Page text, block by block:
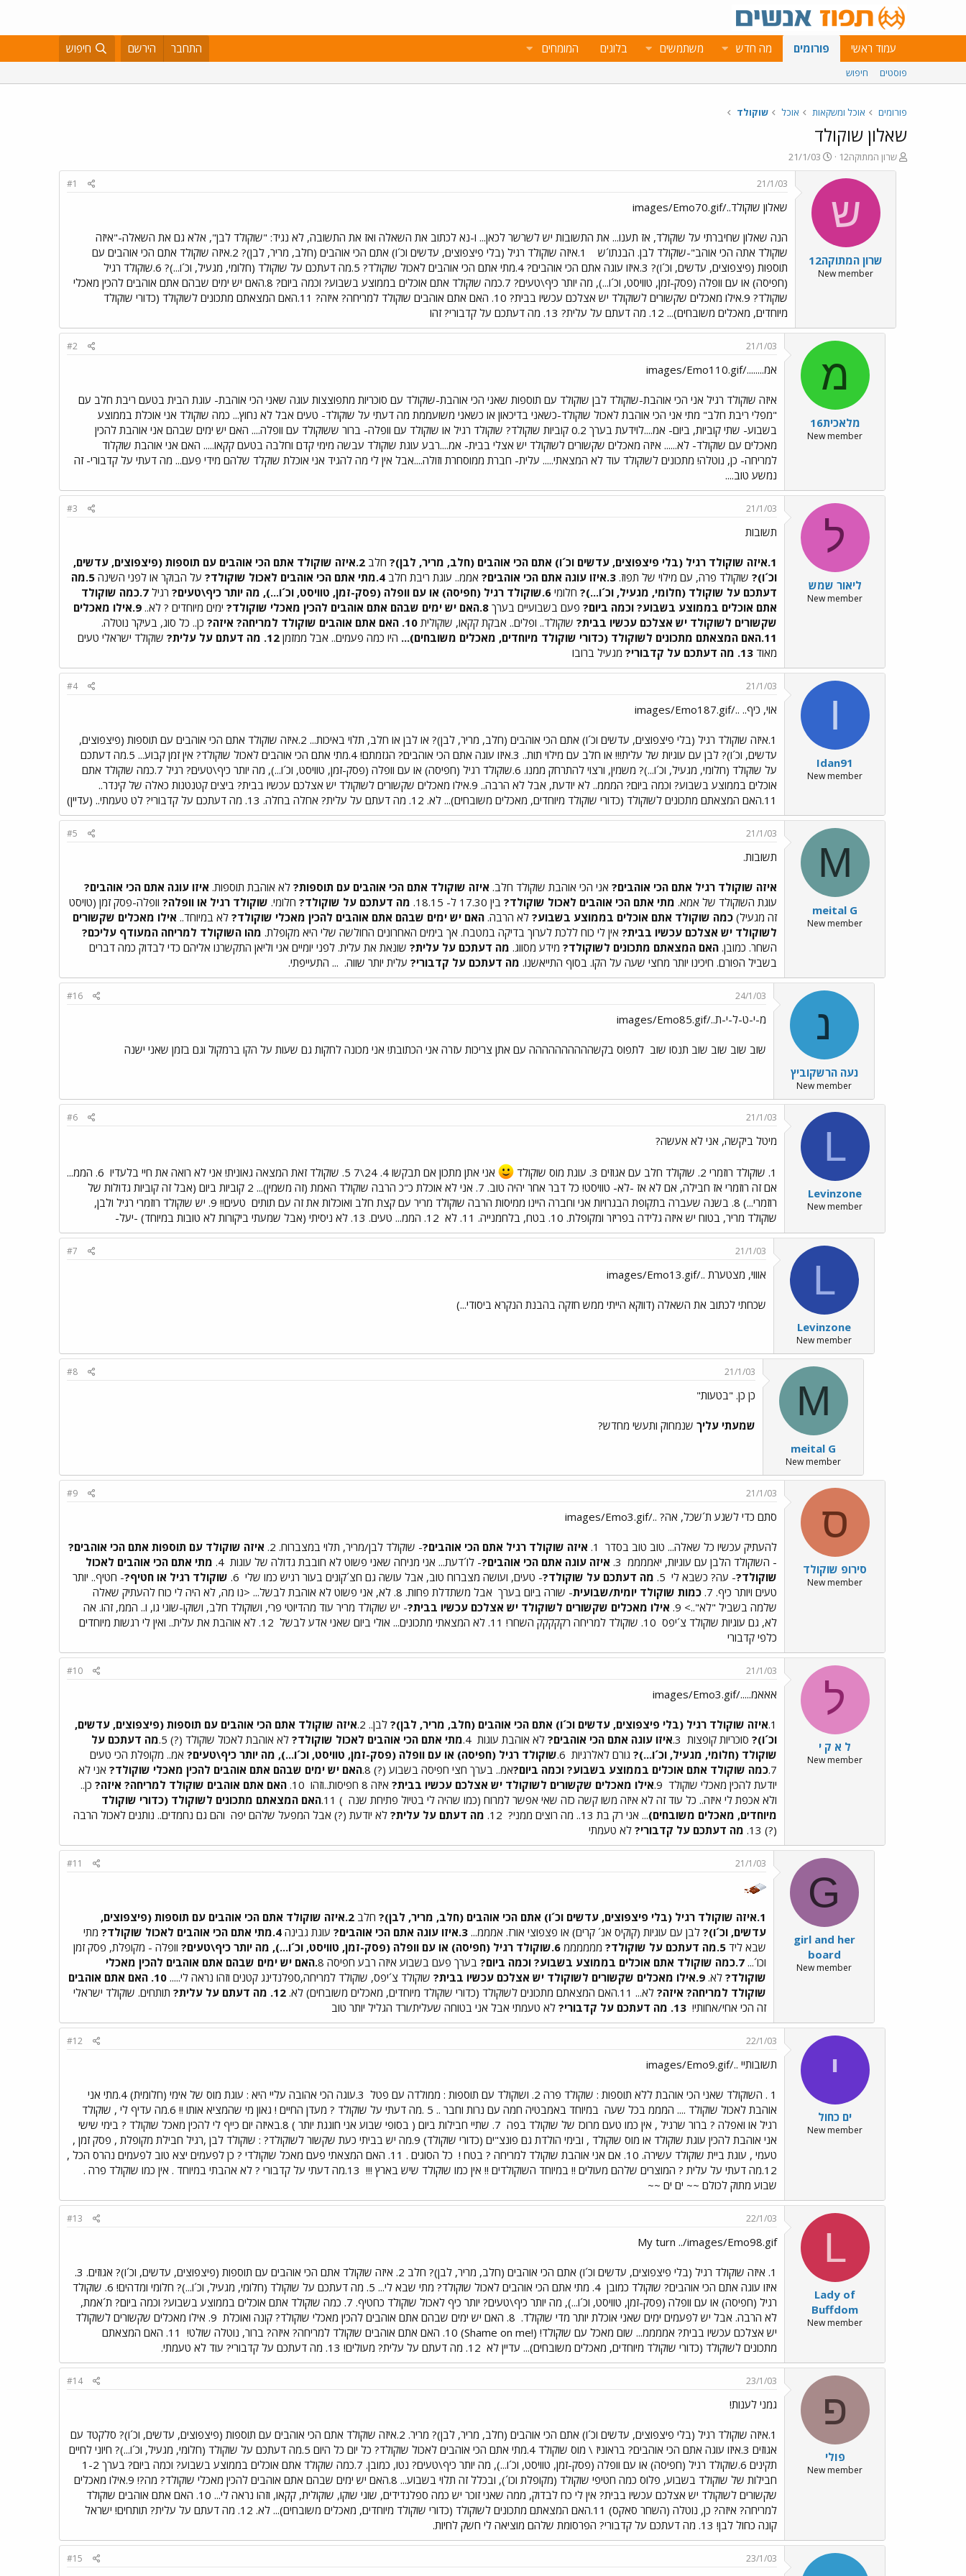
עמוד ראשי פורומים מה חדש משתמשים בלוגים המומחים התחבר הירשם חיפוש
פוסטים חיפוש
פורומים אוכל ומשקאות אוכל שוקולד
שאלון שוקולד
פ
ו
שרון המתוקה12
פ
ו
ס
ת
ר
י
21/1/03
ש
שרון המתוקה12
New member
21/1/03
#1
שאלון שוקולד../images/Emo70.gif
הנה שאלון שחיברתי על שוקולד, אז תענו... את התשובות יש לשרשר לכאן... ו-נא לכתוב את השאלה ואז את התשובה, לא נגיד: "שוקולד לבן", אלא גם את השאלה-"איזה
שוקולד אתה הכי אוהב"-שוקולד לבן. הבנתו´ש
1.איזה שוקולד רגיל (בלי פיצפוצים, עדשים וכ´ו) אתם הכי אוהבים (חלב, מריר, לבן)? 2.איזה שוקולד אתם הכי אוהבים עם
תוספות (פיצפוצים, עדשים, וכ´ו)? 3.איזו עוגה אתם הכי אוהבים? 4.מתי אתם הכי אוהבים לאכול שוקולד? 5.מה דעתכם על שוקולד (חלומי, מגעיל, וכ´ו...)? 6.שוקולד רגיל
(חפיסה) או עם וופלה (פסק-זמן, טוויסט, וכ´ו...), מה יותר כיף\טעים? 7.כמה שוקולד אתם אוכלים בממוצע בשבוע? וכמה ביום? 8.האם יש ימים שבהם אתם אוהבים להכין מאכלי
שוקולד? 9.אילו מאכלים שקשורים לשוקולד יש אצלכם עכשיו בבית? 10. האם אתם אוהבים שוקולד למריחה? איזה? 11.האם המצאתם מתכונים לשוקולד (כדורי שוקולד
מיוחדים, מאכלים משובחים)... 12. מה דעתם על עלית? 13. מה דעתכם על קדבורי? זהו
מ
מלאכית16
New member
21/1/03
#2
אמ......../images/Emo110.gif
איזה שוקולד רגיל אני הכי אוהבת-שוקולד לבן שוקולד עם תוספות שאני הכי אוהבת-שוקולד עם סוכריות מתפוצצות עוגה שאני הכי אוהבת- עוגת הבית בטעם ריבת חלב עם
"מפלי ריבת חלב" מתי אני הכי אוהבת לאכול שוקולד-כשאני בדיכאון או כשאני משועממת מה דעתי על שוקולד- טעים אבל לא נחוץ... כמה שוקולד אני אוכלת בממוצע
בשבוע- שתי קוביות, ביום- אמ....לוידעת בערך 0.2 קוביות שוקולד? שוקולד רגיל או שוקולד עם וופלה- ברור ששוקולד עם וופלה.... האם יש ימים שבהם אני אוהבת להכין
מאכלים עם שוקולד- לא...... איזה מאכלים שקשורים לשוקולד יש אצלי בבית- אמ....רבע עוגת שוקולד עבשה מימי קדם וחלבה בטעם קקאו..... האם אני אוהבת שוקלוד
למריחה- כן, נוטלה! מתכונים לשוקולד עוד לא המצאתי..... עלית- חברת ממוסחרת וזולה....אבל אין לי מה להגיד אני אוכלת שוקלד שלהם מידי פעם... מה דעתי על קדבורי- זה
נמשע טוב....
ל
ליאור שמש
New member
21/1/03
#3
תשובות
1.איזה שוקולד רגיל (בלי פיצפוצים, עדשים וכ´ו) אתם הכי אוהבים (חלב, מריר, לבן)? חלב
2.איזה שוקולד אתם הכי אוהבים עם תוספות (פיצפוצים, עדשים,
וכ´ו)? שוקולד פרה, עם מילוי של תפוז. 3.איזו עוגה אתם הכי אוהבים? אממ.. עוגת ריבת חלב 4.מתי אתם הכי אוהבים לאכול שוקולד? על הבוקר או לפני השינה
5.מה
דעתכם על שוקולד (חלומי, מגעיל, וכ´ו...)? חלומי 6.שוקולד רגיל (חפיסה) או עם וופלה (פסק-זמן, טוויסט, וכ´ו...), מה יותר כיף\טעים? רגיל
7.כמה שוקולד
אתם אוכלים בממוצע בשבוע? וכמה ביום? פעם בשבועיים בערך 8.האם יש ימים שבהם אתם אוהבים להכין מאכלי שוקולד? ימים מיוחדים ? לא..
9.אילו מאכלים
שקשורים לשוקולד יש אצלכם עכשיו בבית? שוקולד.. ופלים.. אבקת קקאו, שוקולית 10. האם אתם אוהבים שוקולד למריחה? איזה?
כן.. כל סוג, בעיקר נוטלה.
11.האם המצאתם מתכונים לשוקולד (כדורי שוקולד מיוחדים, מאכלים משובחים)...
היו כמה פעמים.. אבל ממזמן 12. מה דעתם על עלית?
שוקולד ישראלי טעים
מאוד 13. מה דעתכם על קדבורי? מגעיל ברובו
I
Idan91
New member
21/1/03
#4
אוי, כיף.. ../images/Emo187.gif
1.איזה שוקולד רגיל (בלי פיצפוצים, עדשים וכ´ו) אתם הכי אוהבים (חלב, מריר, לבן)? או לבן או חלב, תלוי באיכות... 2.איזה שוקולד אתם הכי אוהבים עם תוספות (פיצפוצים,
עדשים, וכ´ו)? לבן עם עוגיות של עלית!!! או חלב עם מילוי תות.. 3.איזו עוגה אתם הכי אוהבים? הגזמתם! 4.מתי אתם הכי אוהבים לאכול שוקולד? אין זמן קבוע... 5.מה דעתכם
על שוקולד (חלומי, מגעיל, וכ´ו...)? משמין, ורצוי להתרחק ממנו. 6.שוקולד רגיל (חפיסה) או עם וופלה (פסק-זמן, טוויסט, וכ´ו...), מה יותר כיף\טעים? רגיל 7.כמה שוקולד אתם
אוכלים בממוצע בשבוע? וכמה ביום? המממ.. לא יודעת, אבל לא הרבה.. 9.אילו מאכלים שקשורים לשוקולד יש אצלכם עכשיו בבית? ביצים קטנטנות כאלה של קינדר..
11.האם המצאתם מתכונים לשוקולד (כדורי שוקולד מיוחדים, מאכלים משובחים)... לא. 12. מה דעתם על עלית? אחלה בחלה. 13. מה דעתכם על קדבורי? לט טעמתי.. (עדיין)
M
meital G
New member
21/1/03
#5
תשובות.
איזה שוקולד רגיל אתם הכי אוהבים? אני הכי אוהבת שוקולד חלב. איזה שוקולד אתם הכי אוהבים עם תוספות? לא אוהבת תוספות. איזו עוגה אתם הכי אוהבים?
עוגת השוקולד של אמא. מתי אתם הכי אוהבים לאכול שוקולד? בין 17.30 ל- 18.15. מה דעתכם על שוקולד? חלומי. שוקולד רגיל או וופלה? וופלה-פסק זמן (טויסט
זה מגעיל) כמה שוקולד אתם אוכלים בממוצע בשבוע? לא הרבה. האם יש ימים שבהם אתם אוהבים להכין מאכלי שוקולד? לא במיוחד.. אילו מאכלים שקשורים
לשוקולד יש אצלכם עכשיו בבית? אין לי כוח ללכת לערוך בדיקה במטבח. אך בימים האחרונים החולשה שלי היא מקופלת. מהו השוקולד למריחה המעודף עליכם?
השחר. כמובן. האם המצאתם מתכונים לשוקולד? מידע מסווג. מה דעתכם על עלית? שונאת את עלית. לפני יומיים אני וליאן התקשרנו אליהם כדי לבדוק כמה דברים
בשביל הפורם. חיכינו יותר מחצי שעה על הקו. בסוף התייאשנו. מה דעתכם על קדבורי? עלית יותר שווה. ... התעייפתי.
נ
נעה הרשקוביץ
New member
24/1/03
#16
מ-י-ט-ל-י-ת../images/Emo85.gif
שוב שוב שוב שוב תנסו שוב לתפוס בקשהההההההההה עם אתן צריכות עזרה אני הכתובת! אני מכונה לחקות גם שעות על הקו ברמקול וגם בזמן שאני ישנה
L
Levinzone
New member
21/1/03
#6
מיטל ביקשה, אני לא אעשה?
1. שוקולד רוזמרי 2. שוקולד חלב עם אגוזים 3. עוגת מוס שוקולד אני אתן מתכון אם תבקשו 4. 24\7 5. שוקולד זאת המצאה גאונית! אני לא רואה את חיי בלעדיו
6. הממ...
אם זה רוזמרי אז חבילה, אם לא אז -לא- טוויסט! כל דבר אחר יהיה טוב. 7. אני לא אוכלת כ"כ הרבה שוקולד האמת (זה משמין)... 2 קוביות ביום (אבל זה קוביות גדולות של
רוזמרי...) 8. בשנה שעברה בתקופת הבגרויות אני וחברה היינו ממיסות הרבה שוקולד מריר עם קצת חלב ואוכלות את זה עם תותים
טעים!! 9. יש שוקולד רוזמרי רגיל ולבן,
שוקולד מריר, בטוח יש איזה גלידה בפריזר ומקופלת. 10. בטח, בלחמנייה. 11. לא
L
Levinzone
New member
21/1/03
#7
אוווי, מצטערת ../images/Emo13.gif
שכחתי לכתוב את השאלה (דווקא הייתי ממש חזקה בהבנת הנקרא ביסודי...)
M
meital G
New member
21/1/03
#8
כן כן. "בטעות"
שמעתי עליך שנמחוק ותעשי מחדש?
ס
סירופ שוקולד
New member
21/1/03
#9
סתם כדי לשגע ת´שכל, אה? ../images/Emo3.gif
להעתיק עכשיו כל שאלה... טוב טוב בסדר איזה שוקולד רגיל אתם הכי אוהבים?- שוקולד לבן/מריר, תלוי במצברוח. 2.
איזה שוקולד עם תוספות אתם הכי אוהבים?
- השוקולד הלבן עם עוגיות, יאממממ
איזה עוגה אתם הכי אוהבים?- לו´דעת... אני מניחה שאני פשוט לא חובבת גדולה של עוגות
מתי אתם הכי אוהבים לאכול
שוקולד?- עה? כשבא לי מה דעתכם על שוקולד?- טעים, ועושה מצברוח טוב, אבל עושה גם חצ´קונים בעור רגיש כמו שלי שוקולד רגיל או חטיף?- חטיף.. יותר
טעים ויותר כיף. 7.
כמות שוקולד יומית/שבועית- שורה ביום בערך
אבל משתדלת פחות. 8. לא, אני פשוט לא אוהבת לבשל... <נו מה, לא היה לי כוח להעתיק שאלה
שלמה בשביל "לא"..> 9.
אילו מאכלים שקשורים לשוקולד יש אצלכם עכשיו בבית?- יש שוקולד מריר עוד מהדיוטי פרי, ושוקולד חלב, ושוקו-שוגי גו, ו.. הממ, זהו. אה
לא, גם עוגיות שוקולד צ´יפס
12. לא אוהבת את עלית.. ואין לי רגשות מיוחדים
כלפי קדבורי
ל
ל א ק י
New member
21/1/03
#10
אאאמ...../images/Emo3.gif
1. איזה שוקולד רגיל (בלי פיצפוצים, עדשים וכ´ו) אתם הכי אוהבים (חלב, מריר, לבן)? לבן.. 2.
איזה שוקולד אתם הכי אוהבים עם תוספות (פיצפוצים, עדשים,
וכ´ו)? סוכריות קופצות איזו עוגה אתם הכי אוהבים? לא אוהבת עוגות מתי אתם הכי אוהבים לאכול שוקולד? לא אוהבת לאכול שוקולד (?) 5.
מה דעתכם על
שוקולד (חלומי, מגעיל, וכ´ו...)? גורם לאלרגיות שוקולד רגיל (חפיסה) או עם וופלה (פסק-זמן, טוויסט, וכ´ו...), מה יותר כיף\טעים? אמ.. מקופלת הכי טעים
7. כמה שוקולד אתם אוכלים בממוצע בשבוע? וכמה ביום?אמ.. בערך חצי חפיסה בשבוע (?) 8. האם יש ימים שבהם אתם אוהבים להכין מאכלי שוקולד? אני לא
יודעת להכין מאכלי שוקולד
אילו מאכלים שקשורים לשוקולד יש אצלכם עכשיו בבית? איזה 8 חפיסות..וזהו האם אתם אוהבים שוקולד למריחה? איזה? כן..
ולא אכפת לי איזה.. כל עוד זה לא איזה משו קשה כזה שאי אפשר למרוח (כמו שהיה לי בטיול פתיחת שנה ) 11.
האם המצאתם מתכונים לשוקולד (כדורי שוקולד
מיוחדים, מאכלים משובחים)... אני רק בת 13.. מה רוצים ממני? מה דעתם על עלית? לא יודעת (?) אבל המפעל שלהם יפה והם גם נחמדים.. נותנים לאכול הרבה
(?) 13.
מה דעתכם על קדבורי? לא טעמתי
G
girl and her
board
New member
21/1/03
#11
1.איזה שוקולד רגיל (בלי פיצפוצים, עדשים וכ´ו) אתם הכי אוהבים (חלב, מריר, לבן)? חלב
2.איזה שוקולד אתם הכי אוהבים עם תוספות (פיצפוצים,
עדשים, וכ´ו)? לבן עם עוגיות (קוקיס אנ´ קרים) או פצפוצי אורז. אמממ... 3.איזו עוגה אתם הכי אוהבים? עוגת גבינה 4.מתי אתם הכי אוהבים לאכול שוקולד?
מתי
שבא ליד 5.מה דעתכם על שוקולד? ממממממ 6.שוקולד רגיל (חפיסה) או עם וופלה (פסק-זמן, טוויסט, וכ´ו...), מה יותר כיף\טעים?
וופלה - מקופלת, פסק זמן
וכו´... 7.כמה שוקולד אתם אוכלים בממוצע בשבוע? וכמה ביום? בערך פעם בשבוע איזה רבע חפיסה 8
.האם יש ימים שבהם אתם אוהבים להכין מאכלי
שוקולד? לא. 9.אילו מאכלים שקשורים לשוקולד יש אצלכם עכשיו בבית? שוקולד צ´יפס, שוקולד למריחה,ספלנדינג קטנים וזהו נראה לי.....
10. האם אתם אוהבים
שוקולד למריחה? איזה? לא... 11.האם המצאתם מתכונים לשוקולד (כדורי שוקולד מיוחדים, מאכלים משובחים) לא. 12. מה דעתם על עלית?
תותחים. שוקולד ישראלי
זה הכי אחי/אחותי! 13. מה דעתכם על קדבורי? לא טעמתי אבל אני בטוחה שעלית/ורד הגליל יותר טוב
י
ים כחול
New member
22/1/03
#12
תשובותיי ../images/Emo9.gif
1 . השוקולד שאני הכי אוהבת ללא תוספות : שוקולד פרה 2. ושוקולד עם תוספות : ממולדה עם פטל
3.עוגה הכי אהובה עליי היא : עוגת מוס של אימי (חלומית) 4.מתי אני
אוהבת לאכול שוקולד .... המממ בכל שעה
במיוחד באמבטיה חמה עם נרות וחבר .. 5 .מה דעתי על שוקולד ? מעדן החיים ! גאון מי שהמציא אותו !! 6.מה עדיף לי , שוקולד
רגיל או ואפלה ? ברור שרגיל , אין כמו טעם מרוכז של שוקולד בפה
7. שתיי חבילות ביום ( בסופי שבוע אני חוגגת יותר ) 8.באיזה יום כייף לי להכין מאכל שוקולד ? בימי שישי
אני אוהבת להכין עוגת שוקולד או מוס שוקולד , ובימי הולדת גם פונצ"ים (כדורי שוקולד) 9.מה יש בביתי כעת שקשור לשוקולד? : שוקולד לבן ,רגיל חבילת מקופלת , פסק זמן ,
טעמי , עוגת ביית שוקולד עשירה. 10. אם אני אוהבת שוקולד למריחה ? בטח !
כל הסוגים . 11. האם המצאתי פעם מאכל שוקולדי ? כן לפעמים יצא טוב לפעמים נהרס הכל ,
12.מה דעתי על עלית ? המוצרים שלהם מעולים !! במיוחד השוקולדים !! אין כמו שוקולד שיש בארץ !!!
13.מה דעתי על קדבורי ? לא אהבתי במיוחד . אין כמו שוקולד פרה .
שבוע מתוק לכולם ~~ ים ים ~~
L
Lady of
Buffdom
New member
22/1/03
#13
My turn ../images/Emo98.gif
1. איזה שוקולד רגיל (בלי פיצפוצים, עדשים וכ´ו) אתם הכי אוהבים (חלב, מריר, לבן)? חלב 2. איזה שוקולד אתם הכי אוהבים עם תוספות (פיצפוצים, עדשים, וכ´ו)? אגוזים. 3.
איזו עוגה אתם הכי אוהבים? שוקולד כמובן
4. מתי אתם הכי אוהבים לאכול שוקולד? מתי שבא לי... 5. מה דעתכם על שוקולד (חלומי, מגעיל, וכ´ו...)? חלומי ומדהים! 6. שוקולד
רגיל (חפיסה) או עם וופלה (פסק-זמן, טוויסט, וכ´ו...), מה יותר כיף\טעים? יותר כיף לאכול שוקולד כחטיף. 7. כמה שוקולד אתם אוכלים בממוצע בשבוע? וכמה ביום? ת´אמת,
לא הרבה. אבל יש לפעמים ימים שאני אוכלת יותר מדי שוקולד.
9. אילו מאכלים שקשורים לשוקולד
יש אצלכם עכשיו בבית? אממממ... שום מאכל עם שוקולד! (!Shame on me) 10. האם אתם אוהבים שוקולד למריחה? איזה? ברור, נוטלה שולט!
11. האם המצאתם
מתכונים לשוקולד (כדורי שוקולד מיוחדים, מאכלים משובחים)... עדיין לא
פ
פIלי
New member
23/1/03
#14
גמני לענות!
1.איזה שוקולד רגיל (בלי פיצפוצים, עדשים וכ´ו) אתם הכי אוהבים (חלב, מריר, לבן)? מריר. 2.איזה שוקולד אתם הכי אוהבים עם תוספות (פיצפוצים, עדשים, וכ´ו)? סלקטד עם
אגוזים 3.איזו עוגה אתם הכי אוהבים? בראוניז \ מוס שוקולד 4.מתי אתם הכי אוהבים לאכול שוקולד? כל יום כל היום 5.מה דעתכם על שוקולד (חלומי, מגעיל, וכ´ו...)? חיוני לחיים
תקינים 6.שוקולד רגיל (חפיסה) או עם וופלה (פסק-זמן, טוויסט, וכ´ו...), מה יותר כיף\טעים? נטו, כמובן. 7.כמה שוקולד אתם אוכלים בממוצע בשבוע? וכמה ביום? בערך 1-2
חבילות של שוקולד בשבוע, פלוס כמה חטיפי שוקולד (מקופלת וכו´), ובכלל זה תלוי בשבוע... 8.האם יש ימים שבהם אתם אוהבים להכין מאכלי שוקולד? מה?! 9.אילו מאכלים
שקשורים לשוקולד יש אצלכם עכשיו בבית? אין לי כח לבדוק, ממה שאני זוכר יש כמה ספלנדידים, שוגי שוקו, שוקולית, קקאו, וזהו נראה לי... 10. האם אתם אוהבים שוקולד
למריחה? איזה? כן, נוטלה (השחר סאקס) 11.האם המצאתם מתכונים לשוקולד (כדורי שוקולד מיוחדים, מאכלים משובחים)... לא. 12. מה דעתם על עלית? תותחים! ישראל
קונה כחול לבן! 13. מה דעתכם על קדבורי? הפרסומת שלהם מוציאה לי חשק לחיות.
23/1/03
#15